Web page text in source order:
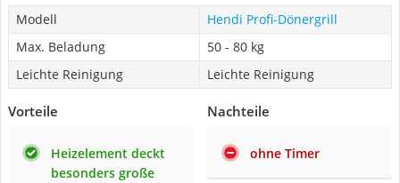
Modell
Hendi Profi-Dönergrill
Max. Beladung
50 - 80 kg
Leichte Reinigung
Leichte Reinigung
Vorteile
Heizelement deckt
besonders große
Nachteile
ohne Timer